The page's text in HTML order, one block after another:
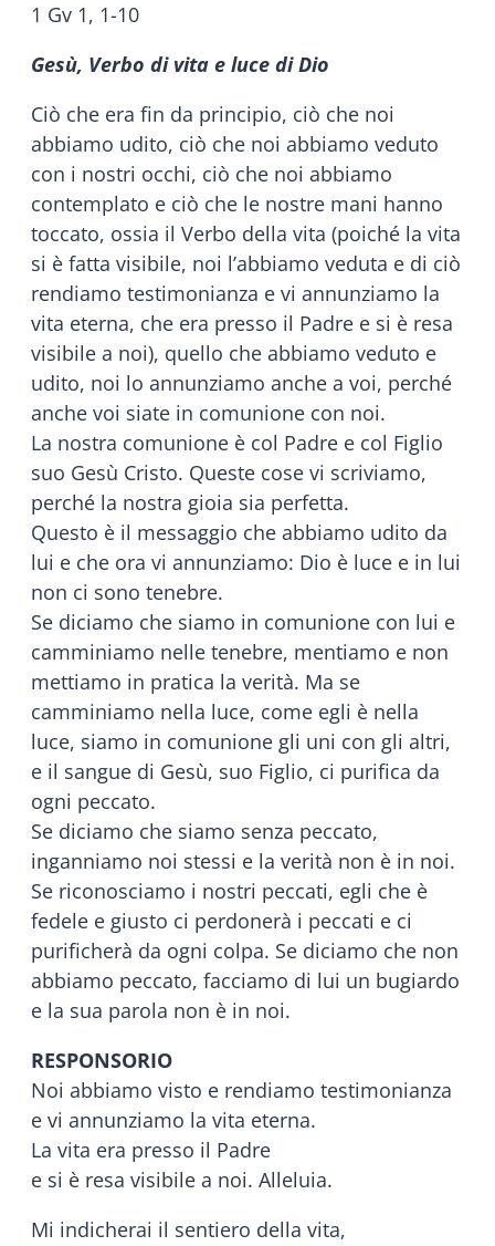
1 Gv 1, 1-10
Gesù, Verbo di vita e luce di Dio
Ciò che era fin da principio, ciò che noi
abbiamo udito, ciò che noi abbiamo veduto
con i nostri occhi, ciò che noi abbiamo
contemplato e ciò che le nostre mani hanno
toccato, ossia il Verbo della vita (poiché la vita
si è fatta visibile, noi l’abbiamo veduta e di ciò
rendiamo testimonianza e vi annunziamo la
vita eterna, che era presso il Padre e si è resa
visibile a noi), quello che abbiamo veduto e
udito, noi lo annunziamo anche a voi, perché
anche voi siate in comunione con noi.
La nostra comunione è col Padre e col Figlio
suo Gesù Cristo. Queste cose vi scriviamo,
perché la nostra gioia sia perfetta.
Questo è il messaggio che abbiamo udito da
lui e che ora vi annunziamo: Dio è luce e in lui
non ci sono tenebre.
Se diciamo che siamo in comunione con lui e
camminiamo nelle tenebre, mentiamo e non
mettiamo in pratica la verità. Ma se
camminiamo nella luce, come egli è nella
luce, siamo in comunione gli uni con gli altri,
e il sangue di Gesù, suo Figlio, ci purifica da
ogni peccato.
Se diciamo che siamo senza peccato,
inganniamo noi stessi e la verità non è in noi.
Se riconosciamo i nostri peccati, egli che è
fedele e giusto ci perdonerà i peccati e ci
purificherà da ogni colpa. Se diciamo che non
abbiamo peccato, facciamo di lui un bugiardo
e la sua parola non è in noi.
RESPONSORIO
Noi abbiamo visto e rendiamo testimonianza
e vi annunziamo la vita eterna.
La vita era presso il Padre
e si è resa visibile a noi. Alleluia.
Mi indicherai il sentiero della vita,